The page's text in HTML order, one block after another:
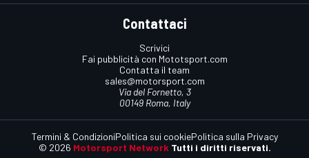
Contattaci
Scrivici
Fai pubblicità con Mototsport.com
Contatta il team
sales@motorsport.com
Via del Fornetto, 3
00149 Roma, Italy
© 2026 Motorsport Network Tutti i diritti riservati.
Termini & CondizioniPolitica sui cookiePolitica sulla Privacy